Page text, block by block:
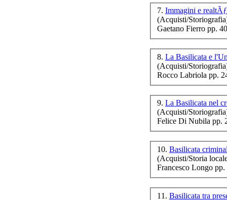
Si
7.
(Acquisti/
Gaetano Fierro pp.
8. La Basilicata e
(Acquisti/
Rocco Labriola pp.
9. La Basilicata nel
(Acquisti/
Felice Di Nubila pp.
10. Basilicata
(Acquisti/Storia
Francesco Longo
11. Basilicata tra